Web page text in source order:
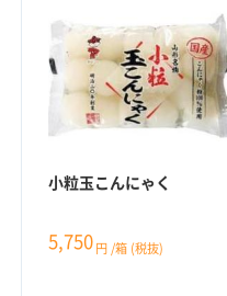
小粒玉こんにゃく
5,750 円 /箱 (税抜)